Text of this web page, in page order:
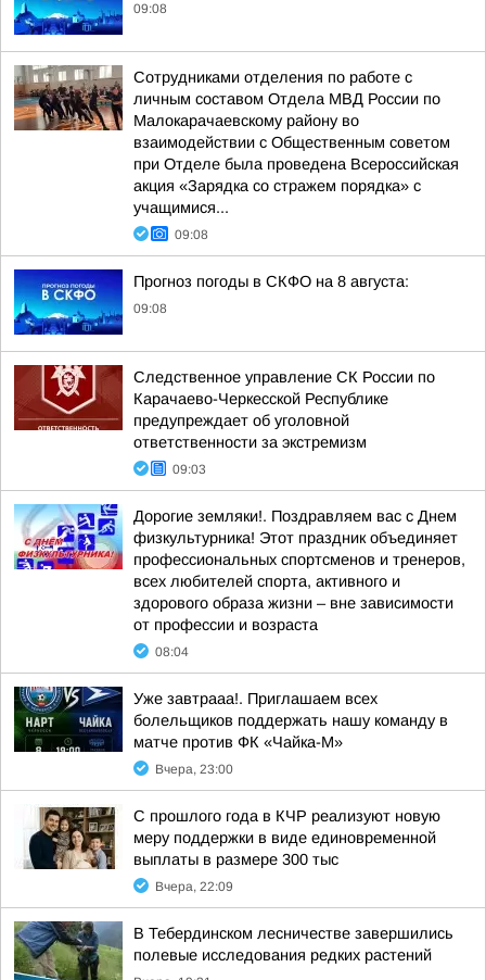
09:08
Сотрудниками отделения по работе с
личным составом Отдела МВД России по
Малокарачаевскому району во
взаимодействии с Общественным советом
при Отделе была проведена Всероссийская
акция «Зарядка со стражем порядка» с
учащимися...
09:08
Прогноз погоды в СКФО на 8 августа:
09:08
Следственное управление СК России по
Карачаево-Черкесской Республике
предупреждает об уголовной
ответственности за экстремизм
09:03
Дорогие земляки!. Поздравляем вас с Днем
физкультурника! Этот праздник объединяет
профессиональных спортсменов и тренеров,
всех любителей спорта, активного и
здорового образа жизни – вне зависимости
от профессии и возраста
08:04
Уже завтрааа!. Приглашаем всех
болельщиков поддержать нашу команду в
матче против ФК «Чайка-М»
Вчера, 23:00
С прошлого года в КЧР реализуют новую
меру поддержки в виде единовременной
выплаты в размере 300 тыс
Вчера, 22:09
В Тебердинском лесничестве завершились
полевые исследования редких растений